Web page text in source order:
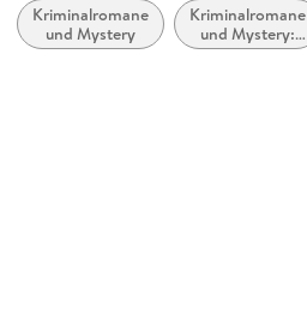
Autor/Autorin
Benjamin Cors
Kriminalromane
und Mystery
Kriminalromane
und Mystery:
Polizeiarbeit &